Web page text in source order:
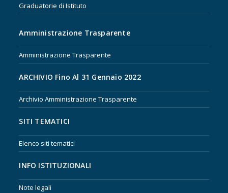
Graduatorie di Istituto
Amministrazione Trasparente
Amministrazione Trasparente
ARCHIVIO Fino Al 31 Gennaio 2022
Archivio Amministrazione Trasparente
SITI TEMATICI
Elenco siti tematici
INFO ISTITUZIONALI
Note legali